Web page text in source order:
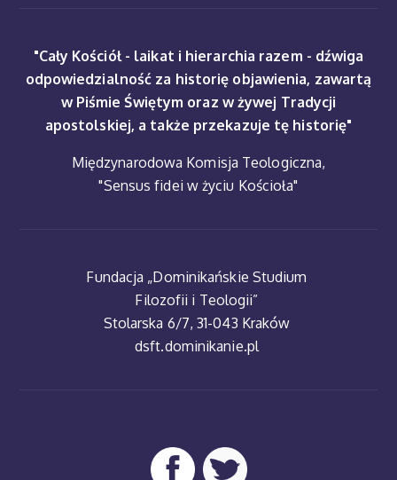
"Cały Kościół - laikat i hierarchia razem - dźwiga
odpowiedzialność za historię objawienia, zawartą
w Piśmie Świętym oraz w żywej Tradycji
apostolskiej, a także przekazuje tę historię"
Międzynarodowa Komisja Teologiczna,
"Sensus fidei w życiu Kościoła"
Fundacja „Dominikańskie Studium
Filozofii i Teologii”
Stolarska 6/7, 31-043 Kraków
dsft.dominikanie.pl